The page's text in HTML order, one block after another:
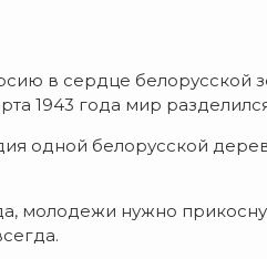
в сердце
1943 года мир разделился
одной белорусской
молодежи нужно